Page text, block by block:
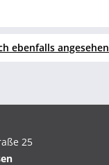
ebenfalls angesehen
25